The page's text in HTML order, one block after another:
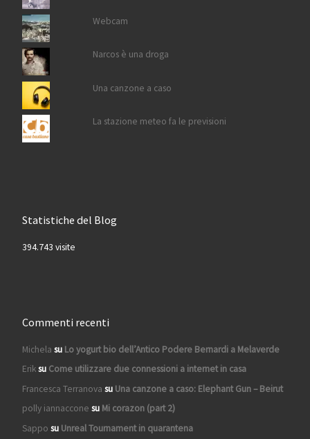
Webcam
Narcos è una droga
Una canzone a caso
La stazione meteo fa le previsioni
Statistiche del Blog
394.743 visite
Commenti recenti
Michela su Lo yogurt bio dell’Antico Podere Bernardi a Melaverde
Eriksu Come utilizzare due connessioni a internet in casa
Francesca Terranova su Una canzone a caso: Elephant Gun – Beirut
polly iannaccone su Mi corazon (part 2)
Sappo su Unreal Tournament in quarantena